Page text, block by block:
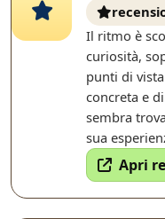
Il ritmo è
curiosità,
punti di
concreta e
sembra
sua
Apri